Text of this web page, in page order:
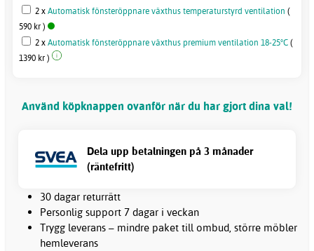
2 x Automatisk fönsteröppnare växthus temperaturstyrd ventilation (
590 kr )
2 x Automatisk fönsteröppnare växthus premium ventilation 18-25°C (
1390 kr )
Använd köpknappen ovanför när du har gjort dina val!
Dela upp betalningen på 3 månader
(räntefritt)
30 dagar returrätt
Personlig support 7 dagar i veckan
Trygg leverans – mindre paket till ombud, större möbler
hemleverans